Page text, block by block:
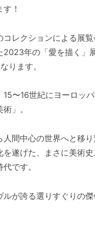
！
コレクションによる展
2023年の「愛を描く」
ります。
15〜16世紀にヨーロッ
」。
人間中心の世界へと移
を遂げた、まさに美術
です。
ルが誇る選りすぐりの